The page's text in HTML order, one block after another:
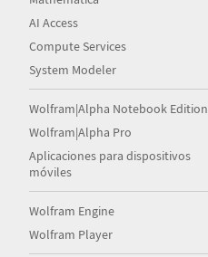
AI Access
Compute Services
System Modeler
Wolfram|Alpha Notebook Edition
Wolfram|Alpha Pro
Aplicaciones para dispositivos
móviles
Wolfram Engine
Wolfram Player